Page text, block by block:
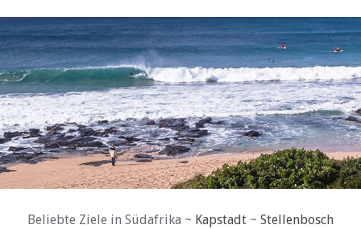
Beliebte Ziele in Südafrika ~ Kapstadt ~ Stellenbosch